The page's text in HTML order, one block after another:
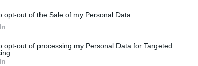
opt-out of the Sale of my Personal Data.
opt-out of processing my Personal Data for Targeted
del Piccolo Teatro Strehler – foto di Carlo